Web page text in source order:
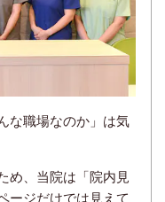
な職場なのか」は気
め、当院は「院内見
ージだけでは見えて